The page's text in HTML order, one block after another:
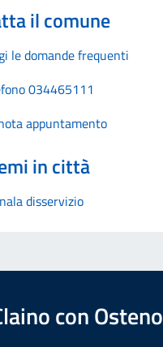
il comune
le domande frequenti
034465111
appuntamento
in città
disservizio
con Osteno